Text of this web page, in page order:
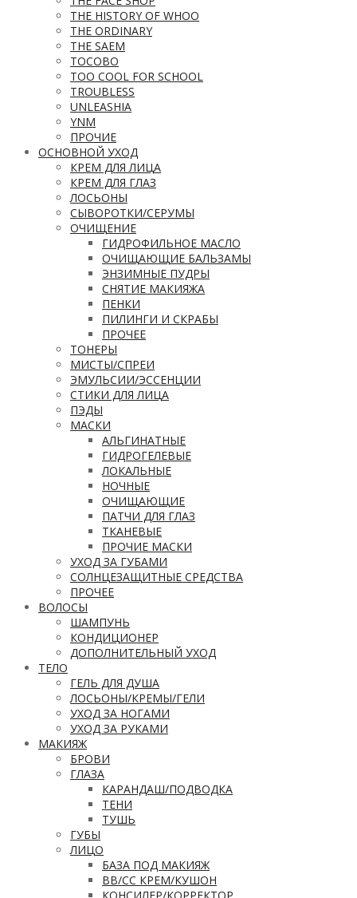
THE HISTORY OF WHOO
THE ORDINARY
THE SAEM
TOCOBO
TOO COOL FOR SCHOOL
TROUBLESS
UNLEASHIA
YNM
ПРОЧИЕ
ОСНОВНОЙ УХОД
КРЕМ ДЛЯ ЛИЦА
КРЕМ ДЛЯ ГЛАЗ
ЛОСЬОНЫ
СЫВОРОТКИ/СЕРУМЫ
ОЧИЩЕНИЕ
ГИДРОФИЛЬНОЕ МАСЛО
ОЧИЩАЮЩИЕ БАЛЬЗАМЫ
ЭНЗИМНЫЕ ПУДРЫ
СНЯТИЕ МАКИЯЖА
ПЕНКИ
ПИЛИНГИ И СКРАБЫ
ПРОЧЕЕ
ТОНЕРЫ
МИСТЫ/СПРЕИ
ЭМУЛЬСИИ/ЭССЕНЦИИ
СТИКИ ДЛЯ ЛИЦА
ПЭДЫ
МАСКИ
АЛЬГИНАТНЫЕ
ГИДРОГЕЛЕВЫЕ
ЛОКАЛЬНЫЕ
НОЧНЫЕ
ОЧИЩАЮЩИЕ
ПАТЧИ ДЛЯ ГЛАЗ
ТКАНЕВЫЕ
ПРОЧИЕ МАСКИ
УХОД ЗА ГУБАМИ
СОЛНЦЕЗАЩИТНЫЕ СРЕДСТВА
ПРОЧЕЕ
ВОЛОСЫ
ШАМПУНЬ
КОНДИЦИОНЕР
ДОПОЛНИТЕЛЬНЫЙ УХОД
ТЕЛО
ГЕЛЬ ДЛЯ ДУША
ЛОСЬОНЫ/КРЕМЫ/ГЕЛИ
УХОД ЗА НОГАМИ
УХОД ЗА РУКАМИ
МАКИЯЖ
БРОВИ
ГЛАЗА
КАРАНДАШ/ПОДВОДКА
ТЕНИ
ТУШЬ
ГУБЫ
ЛИЦО
БАЗА ПОД МАКИЯЖ
ВВ/CC КРЕМ/КУШОН